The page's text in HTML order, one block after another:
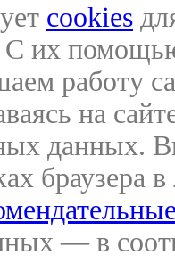
cookies
С их
работу
на
данных.
браузера
— в